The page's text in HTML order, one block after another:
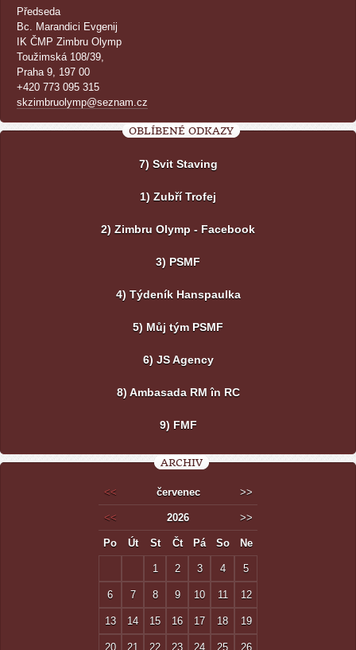
Předseda
Bc. Marandici Evgenij
IK ČMP Zimbru Olymp
Toužimská 108/39,
Praha 9, 197 00
+420 773 095 315
skzimbruolymp@seznam.cz
OBLÍBENÉ ODKAZY
7) Svit Staving
1) Zubří Trofej
2) Zimbru Olymp - Facebook
3) PSMF
4) Týdeník Hanspaulka
5) Můj tým PSMF
6) JS Agency
8) Ambasada RM în RC
9) FMF
ARCHIV
<< červenec >>
<< 2026 >>
Po Út St Čt Pá So Ne
1 2 3 4 5
6 7 8 9 10 11 12
13 14 15 16 17 18 19
20 21 22 23 24 25 26